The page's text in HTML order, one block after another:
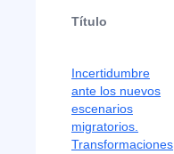
Título
Incertidumbre
ante los nuevos
escenarios
migratorios.
Transformaciones